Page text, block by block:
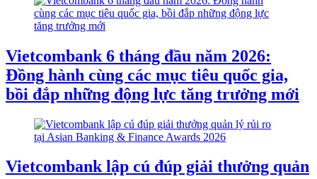
Vietcombank 6 tháng đầu năm 2026:
Đồng hành cùng các mục tiêu quốc gia,
bồi đắp những động lực tăng trưởng mới
Vietcombank lập cú đúp giải thưởng quản